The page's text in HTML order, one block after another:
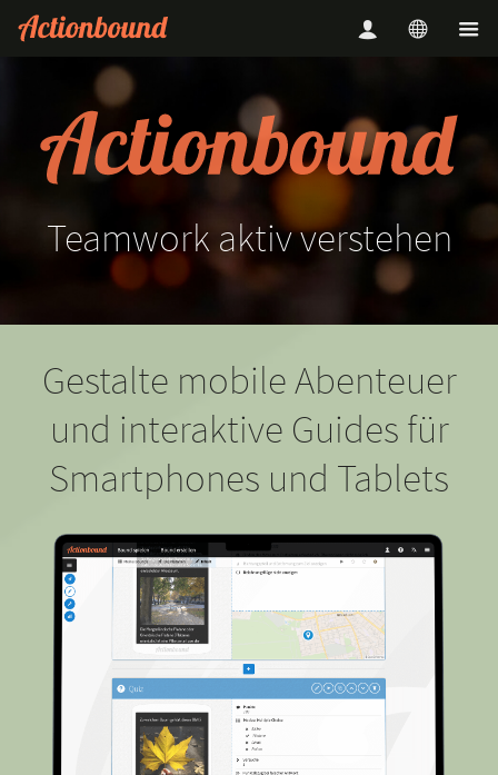
Teamwork aktivverstehen
Gestalte mobile Abenteuer
und interaktive Guides für
Smartphones und Tablets